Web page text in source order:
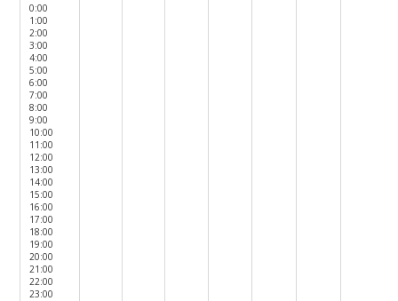
0:00
1:00
2:00
3:00
4:00
5:00
6:00
7:00
8:00
9:00
10:00
11:00
12:00
13:00
14:00
15:00
16:00
17:00
18:00
19:00
20:00
21:00
22:00
23:00